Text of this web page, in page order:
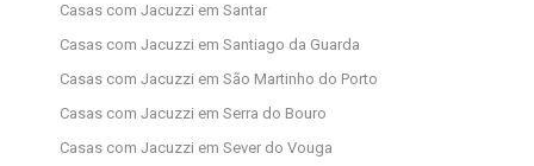
Casas com Jacuzzi em Santar
Casas com Jacuzzi em Santiago da Guarda
Casas com Jacuzzi em São Martinho do Porto
Casas com Jacuzzi em Serra do Bouro
Casas com Jacuzzi em Sever do Vouga